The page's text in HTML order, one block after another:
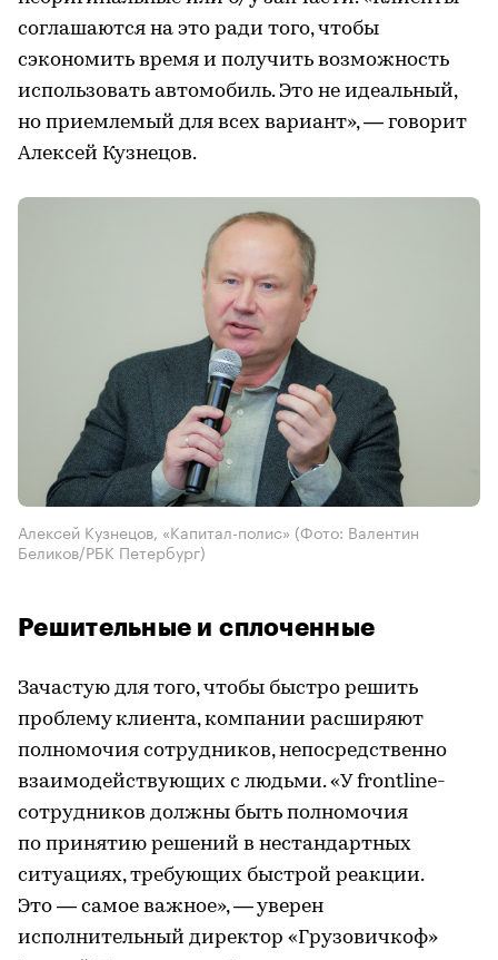
соглашаются на это ради того, чтобы
сэкономить время и получить возможность
использовать автомобиль. Это не идеальный,
но приемлемый для всех вариант», — говорит
Алексей Кузнецов.
Алексей Кузнецов, «Капитал-полис» (Фото: Валентин
Беликов/РБК Петербург)
Решительные и сплоченные
Зачастую для того, чтобы быстро решить
проблему клиента, компании расширяют
полномочия сотрудников, непосредственно
взаимодействующих с людьми. «У frontline-
сотрудников должны быть полномочия
по принятию решений в нестандартных
ситуациях, требующих быстрой реакции.
Это — самое важное», — уверен
исполнительный директор «Грузовичкоф»